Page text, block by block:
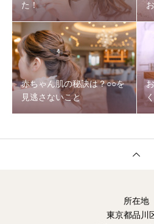
た！
赤ちゃん肌の秘訣は？○○を
見逃さないこと
所在地
東京都品川